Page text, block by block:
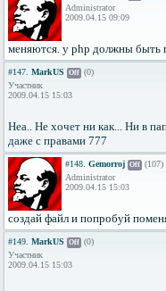
Administrator
2009.04.15 09:09
меняются. у php должны быть
#147. MarkUS Off (0)
Участник
2009.04.15 15:03
Неа.. Не хочет ни как... Ни в
даже с правами 777
#148. Gemorroj Off (107)
Administrator
2009.04.15 15:03
создай файл и попробуй
#149. MarkUS Off (0)
Участник
2009.04.15 15:03